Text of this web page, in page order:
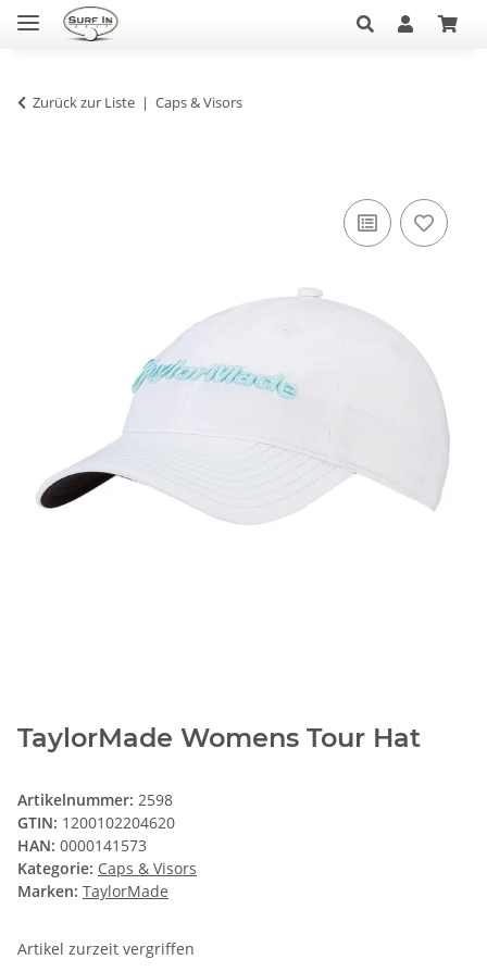
Zurück zur Liste Caps & Visors
TaylorMade Womens Tour Hat
Artikelnummer: 2598
GTIN: 1200102204620
HAN: 0000141573
Kategorie: Caps & Visors
Marken: TaylorMade
Artikel zurzeit vergriffen